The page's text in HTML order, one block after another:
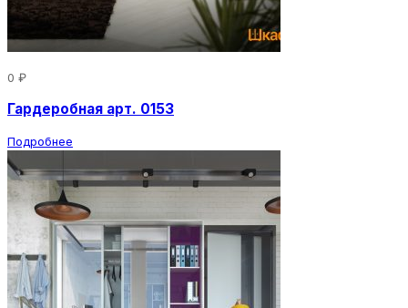
0 ₽
Гардеробная арт. 0153
Подробнее